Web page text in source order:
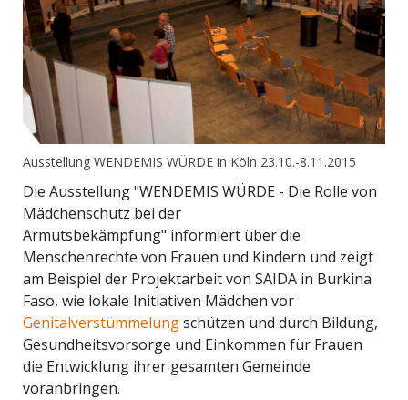
Ausstellung WENDEMIS WÜRDE in Köln 23.10.-8.11.2015
Die Ausstellung "WENDEMIS WÜRDE - Die Rolle von
Mädchenschutz bei der
Armutsbekämpfung" informiert über die
Menschenrechte von Frauen und Kindern und zeigt
am Beispiel der Projektarbeit von SAIDA in Burkina
Faso, wie lokale Initiativen Mädchen vor
Genitalverstümmelungschützen und durch Bildung,
Gesundheitsvorsorge und Einkommen für Frauen
die Entwicklung ihrer gesamten Gemeinde
voranbringen.